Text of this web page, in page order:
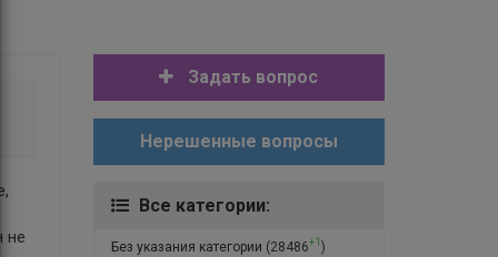
не
Задать вопрос
Нерешенные вопросы
Все категории:
Без указания категории (28486+1 )